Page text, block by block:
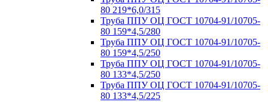
80 219*6,0/315
Труба ППУ ОЦ ГОСТ 10704-91/10705-
80 159*4,5/280
Труба ППУ ОЦ ГОСТ 10704-91/10705-
80 159*4,5/250
Труба ППУ ОЦ ГОСТ 10704-91/10705-
80 133*4,5/250
Труба ППУ ОЦ ГОСТ 10704-91/10705-
80 133*4,5/225